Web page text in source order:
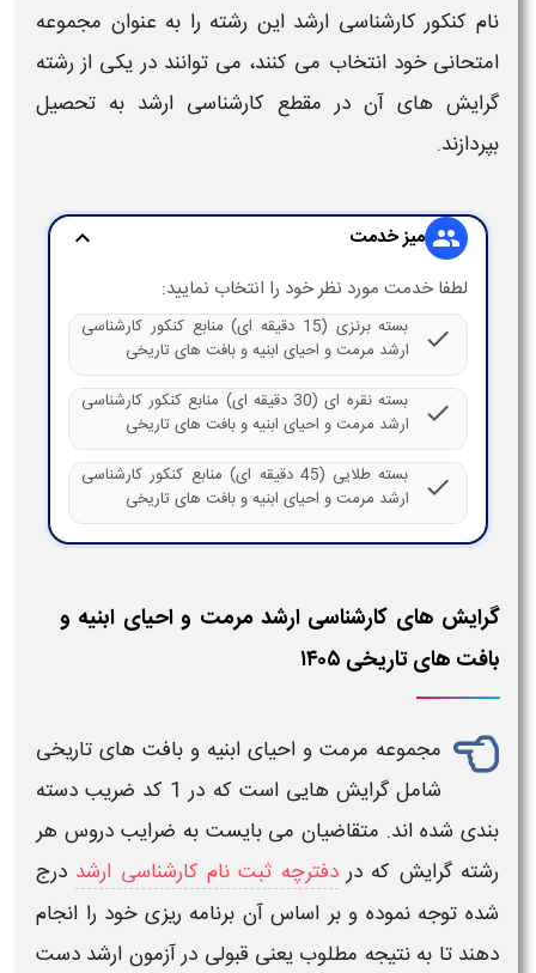
نام کنکور کارشناسی ارشد این رشته را به عنوان مجموعه
امتحانی خود انتخاب می کنند، می توانند در یکی از رشته
گرایش های آن در مقطع کارشناسی ارشد به تحصیل
بپردازند.
group میز خدمت expand_more
لطفا خدمت مورد نظر خود را انتخاب نمایید:
check
بسته برنزی (15 دقیقه ای) منابع کنکور کارشناسی
ارشد مرمت و احیای ابنیه و بافت های تاریخی
check
بسته نقره ای (30 دقیقه ای) منابع کنکور کارشناسی
ارشد مرمت و احیای ابنیه و بافت های تاریخی
check
بسته طلایی (45 دقیقه ای) منابع کنکور کارشناسی
ارشد مرمت و احیای ابنیه و بافت های تاریخی
گرایش های کارشناسی ارشد مرمت و احیای ابنیه و
بافت های تاریخی ۱۴۰۵
مجموعه مرمت و احیای ابنیه و بافت های تاریخی
شامل گرایش هاییاست که در 1 کد ضریب
دسته
بندی شده اند. متقاضیان می بایست به ضرایب دروس هر
رشته گرایش که دردفترچه ثبت نام کارشناسی ارشد درج
شده توجه نموده و بر اساس آن برنامه ریزی خود را انجام
دهند تا به نتیجه مطلوب یعنی قبولی درآزمون ارشد دست